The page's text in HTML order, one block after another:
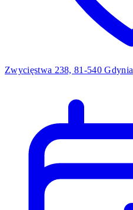
Zwycięstwa 238, 81-540 Gdynia